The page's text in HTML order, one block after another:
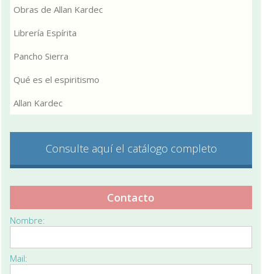
Obras de Allan Kardec
Librería Espírita
Pancho Sierra
Qué es el espiritismo
Allan Kardec
Consulte aquí el catálogo completo
Contacto
Nombre:
Mail: